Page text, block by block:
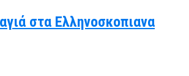
στα Ελληνοσκοπιανα